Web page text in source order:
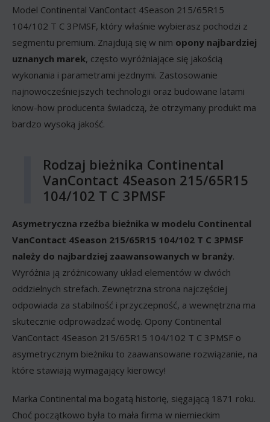
Model Continental VanContact 4Season 215/65R15
104/102 T C 3PMSF, który właśnie wybierasz pochodzi z
segmentu premium. Znajdują się w nim opony najbardziej
uznanych marek, często wyróżniające się jakością
wykonania i parametrami jezdnymi. Zastosowanie
najnowocześniejszych technologii oraz budowane latami
know-how producenta świadczą, że otrzymany produkt ma
bardzo wysoką jakość.
Rodzaj bieżnika Continental
VanContact 4Season 215/65R15
104/102 T C 3PMSF
Asymetryczna rzeźba bieżnika w modelu Continental
VanContact 4Season 215/65R15 104/102 T C 3PMSF
należy do najbardziej zaawansowanych w branży.
Wyróżnia ją zróżnicowany układ elementów w dwóch
oddzielnych strefach. Zewnętrzna strona najczęściej
odpowiada za stabilność i przyczepność, a wewnętrzna ma
skutecznie odprowadzać wodę. Opony Continental
VanContact 4Season 215/65R15 104/102 T C 3PMSF o
asymetrycznym bieżniku to zaawansowane rozwiązanie, na
które stawiają wymagający kierowcy!
Marka Continental ma bogatą historię, sięgającą 1871 roku.
Choć początkowo była to mała firma w niemieckim